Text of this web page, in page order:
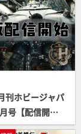
刊ホビージャパ
号【配信開